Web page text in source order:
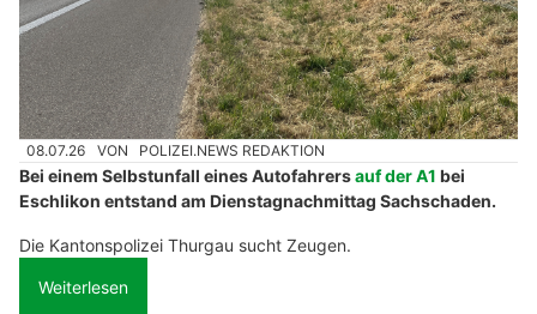
08.07.26 VON POLIZEI.NEWS REDAKTION
Bei einem Selbstunfall eines Autofahrersauf der A1 bei
Eschlikon entstand am Dienstagnachmittag Sachschaden.
Die Kantonspolizei Thurgau sucht Zeugen.
Weiterlesen